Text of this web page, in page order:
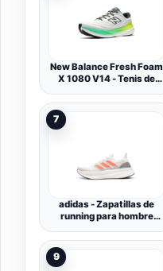
New Balance Fresh Foam
X 1080 V14 - Tenis de
Clementina/Angora/Cem
7
adidas - Zapatillas de
running para hombre
9